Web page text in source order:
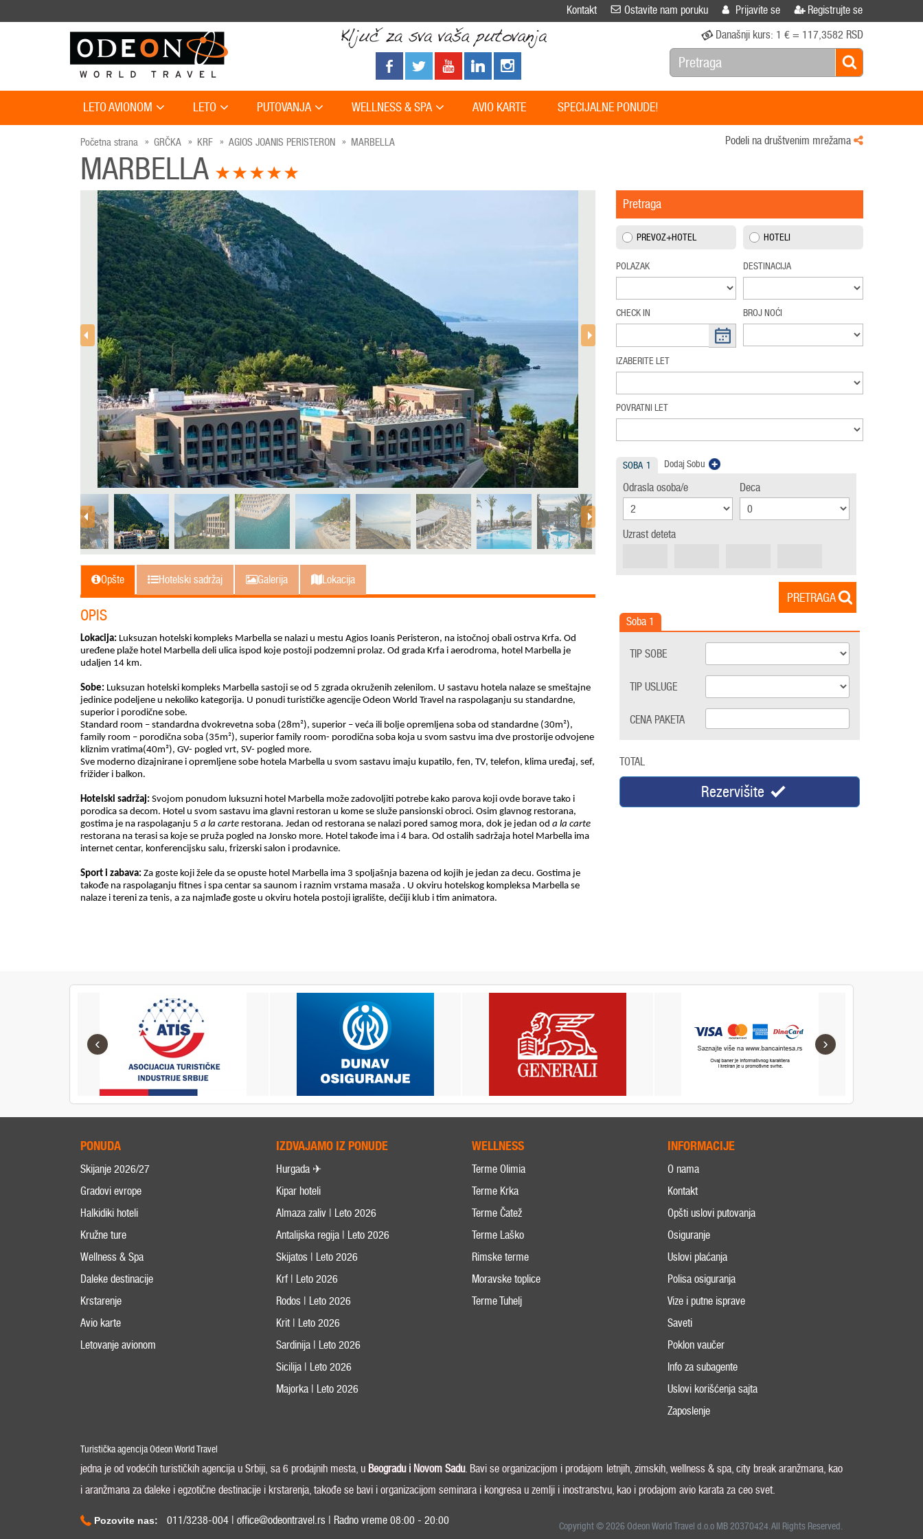
Kontakt Ostavite nam poruku Prijavite se Registrujte se
LETO AVIONOM LETO PUTOVANJA WELLNESS & SPA AVIO KARTE SPECIJALNE PONUDE!
Današnji kurs: 1 € = 117,3582 RSD
Početna strana GRČKA KRF AGIOS JOANIS PERISTERON MARBELLA Podeli na društvenim mrežama
MARBELLA
Opšte Hotelski sadržaj Galerija Lokacija
OPIS
Lokacija: Luksuzan hotelski kompleks Marbella se nalazi u mestu Agios Ioanis Peristeron, na istočnoj obali ostrva Krfa. Od
uređene plaže hotel Marbella deli ulica ispod koje postoji podzemni prolaz. Od grada Krfa i aerodroma, hotel Marbella je
udaljen 14 km.
Sobe: Luksuzan hotelski kompleks Marbella sastoji se od 5 zgrada okruženih zelenilom. U sastavu hotela nalaze se smeštajne
jedinice podeljene u nekoliko kategorija. U ponudi turističke agencije Odeon World Travel na raspolaganju su standardne,
superior i porodične sobe.
Standard room – standardna dvokrevetna soba (28m²), superior – veća ili bolje opremljena soba od standardne (30m²),
family room – porodična soba (35m²), superior family room- porodična soba koja u svom sastvu ima dve prostorije odvojene
kliznim vratima(40m²), GV- pogled vrt, SV- pogled more.
Sve moderno dizajnirane i opremljene sobe hotela Marbella u svom sastavu imaju kupatilo, fen, TV, telefon, klima uređaj, sef,
frižider i balkon.
Hotelski sadržaj: Svojom ponudom luksuzni hotel Marbella može zadovoljiti potrebe kako parova koji ovde borave tako i
porodica sa decom. Hotel u svom sastavu ima glavni restoran u kome se služe pansionski obroci. Osim glavnog restorana,
gostima je na raspolaganju 5 a la carte restorana. Jedan od restorana se nalazi pored samog mora, dok je jedan od a la carte
restorana na terasi sa koje se pruža pogled na Jonsko more. Hotel takođe ima i 4 bara. Od ostalih sadržaja hotel Marbella ima
internet centar, konferencijsku salu, frizerski salon i prodavnice.
Sport i zabava: Za goste koji žele da se opuste hotel Marbella ima 3 spoljašnja bazena od kojih je jedan za decu. Gostima je
takođe na raspolaganju fitnes i spa centar sa saunom i raznim vrstama masaža . U okviru hotelskog kompleksa Marbella se
nalaze i tereni za tenis, a za najmlađe goste u okviru hotela postoji igralište, dečiji klub i tim animatora.
Pretraga
PREVOZ+HOTEL HOTELI
POLAZAK DESTINACIJA
CHECK IN BROJ NOĆI
IZABERITE LET
POVRATNI LET
SOBA 1 Dodaj Sobu
Odrasla osoba/e Deca
Uzrast deteta
PRETRAGA
Soba 1
TIP SOBE
TIP USLUGE
CENA PAKETA
TOTAL
Rezervišite
‹ ›
PONUDA
Skijanje 2026/27
Gradovi evrope
Halkidiki hoteli
Kružne ture
Wellness & Spa
Daleke destinacije
Krstarenje
Avio karte
Letovanje avionom
IZDVAJAMO IZ PONUDE
Hurgada ✈
Kipar hoteli
Almaza zaliv | Leto 2026
Antalijska regija | Leto 2026
Skijatos | Leto 2026
Krf | Leto 2026
Rodos | Leto 2026
Krit | Leto 2026
Sardinija | Leto 2026
Sicilija | Leto 2026
Majorka | Leto 2026
WELLNESS
Terme Olimia
Terme Krka
Terme Čatež
Terme Laško
Rimske terme
Moravske toplice
Terme Tuhelj
INFORMACIJE
O nama
Kontakt
Opšti uslovi putovanja
Osiguranje
Uslovi plaćanja
Polisa osiguranja
Vize i putne isprave
Saveti
Poklon vaučer
Info za subagente
Uslovi korišćenja sajta
Zaposlenje
Turistička agencija Odeon World Travel
jedna je od vodećih turističkih agencija u Srbiji, sa 6 prodajnih mesta, u Beogradu i Novom Sadu. Bavi se organizacijom i prodajom letnjih, zimskih, wellness & spa, city break aranžmana, kao
i aranžmana za daleke i egzotične destinacije i krstarenja, takođe se bavi i organizacijom seminara i kongresa u zemlji i inostranstvu, kao i prodajom avio karata za ceo svet.
Pozovite nas: 011/3238-004 | office@odeontravel.rs | Radno vreme 08:00 - 20:00 Copyright © 2026 Odeon World Travel d.o.o MB 20370424. All Rights Reserved.